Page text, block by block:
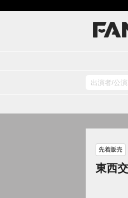
先着販売
東西